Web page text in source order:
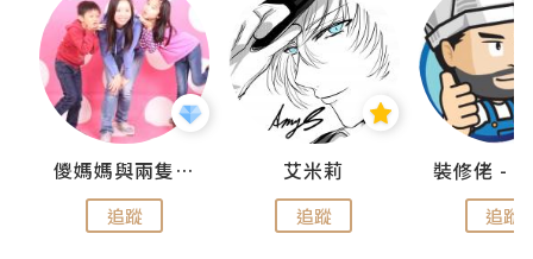
儍媽媽與兩隻小魔怪之家
追蹤
艾米莉
追蹤 追蹤